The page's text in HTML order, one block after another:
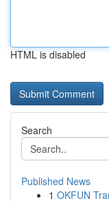
HTML is disabled
Search
Published News
1 OKFUN